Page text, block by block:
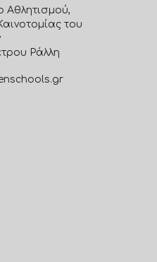
Αθλητισμού,
του
Ράλλη